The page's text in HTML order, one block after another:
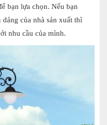
bạn lựa chọn. Nếu bạn
của nhà sản xuất thì
nhu cầu của mình.